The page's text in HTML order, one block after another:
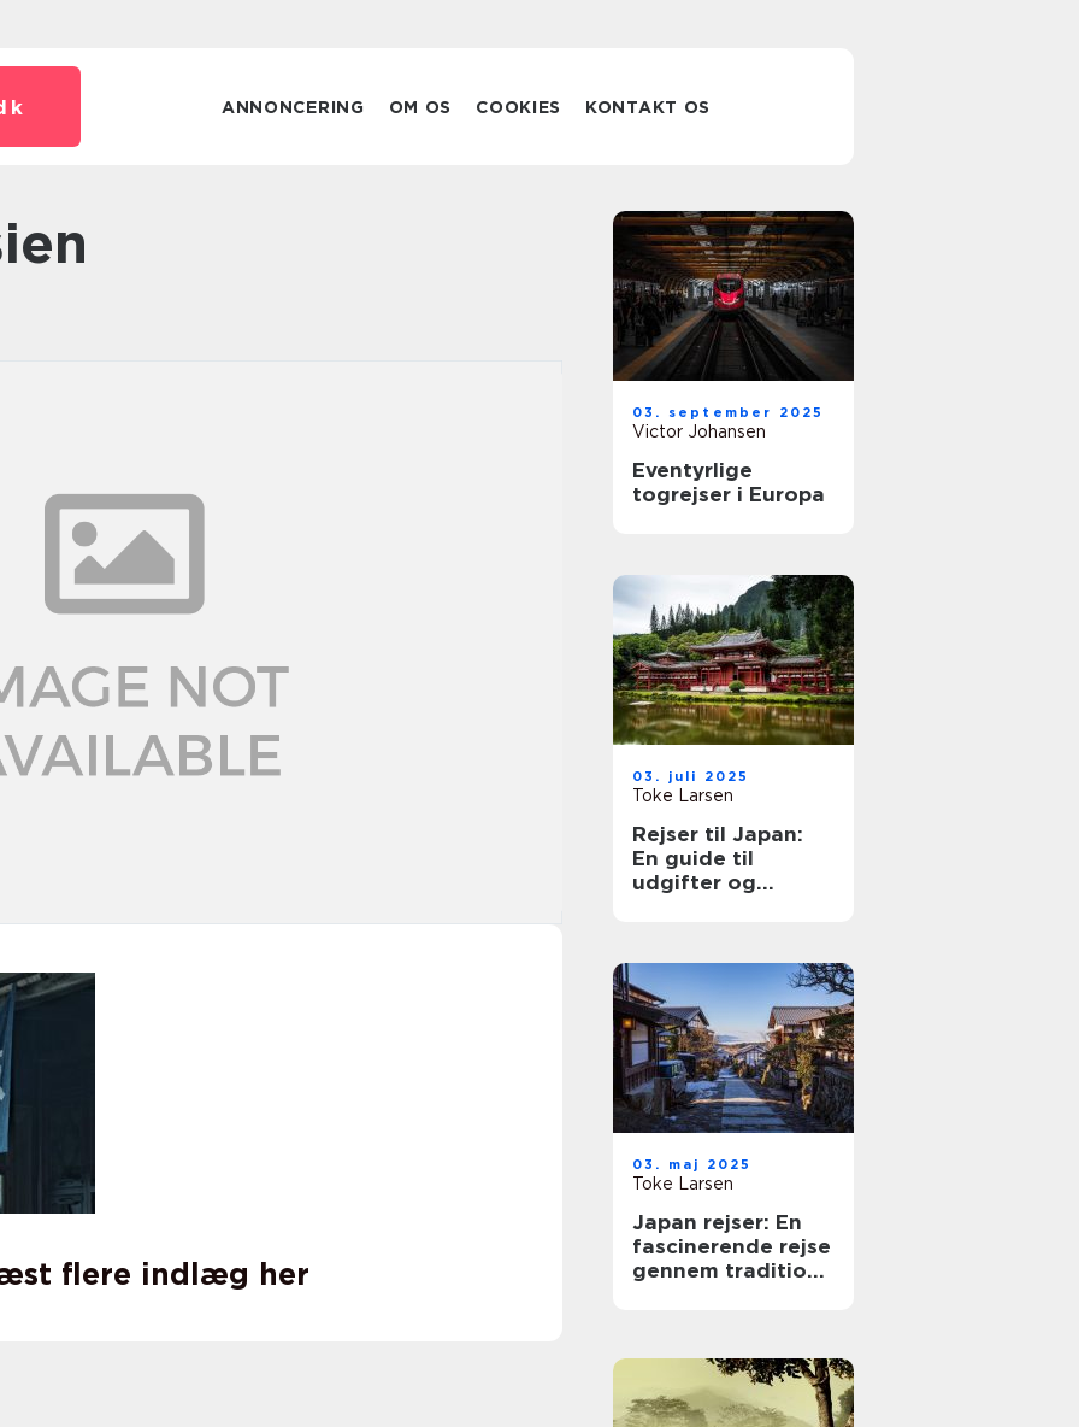
ANNONCERING OM OS COOKIES KONTAKT OS
flere indlæg her
03. september 2025
Victor Johansen
Eventyrlige
togrejser i Europa
03. juli 2025
Toke Larsen
Rejser til Japan:
En guide til
udgifter og
03. maj 2025
Toke Larsen
Japan rejser: En
fascinerende rejse
gennem tradition